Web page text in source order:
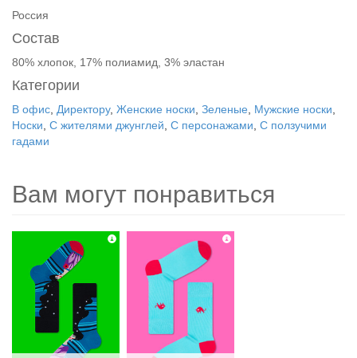
Россия
Состав
80% хлопок, 17% полиамид, 3% эластан
Категории
В офис Директору, Женские носки Зеленые Мужские носки
Носки С жителями джунглей С персонажами С ползучими
гадами
Вам могут понравиться